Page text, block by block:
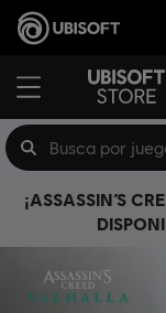
¡ASSASSIN’S